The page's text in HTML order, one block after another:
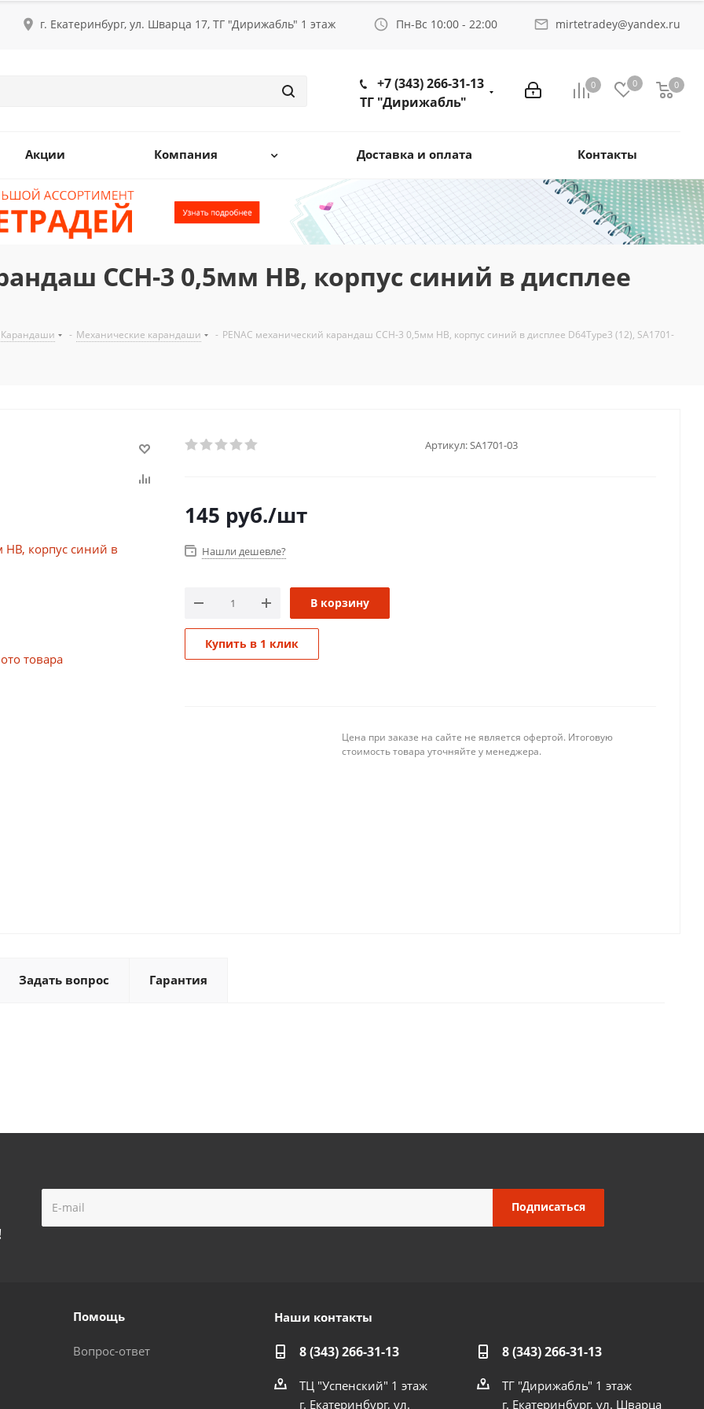
г. Екатеринбург, ул. Шварца 17, ТГ "Дирижабль" 1 этаж Пн-Вс 10:00 - 22:00 mirtetradey@yandex.ru
0 0 0
+7 (343) 266-31-13
ТГ "Дирижабль"
Акции Компания Доставка и оплата Контакты
CCH-3 0,5мм HB, корпус синий в дисплее
Карандаши - Механические карандаши - PENAC механический карандаш CCH-3 0,5мм HB, корпус синий в дисплее D64Type3 (12), SA1701-
Артикул:SA1701-03
145 руб./шт
Нашли дешевле?
В корзину
Купить в 1 клик
Цена при заказе на сайте не является офертой. Итоговую
стоимость товара уточняйте у менеджера.
Задать вопрос Гарантия
Помощь
Вопрос-ответ
Наши контакты
8 (343) 266-31-13
ТЦ "Успенский" 1 этаж
г. Екатеринбург, ул.
8 (343) 266-31-13
ТГ "Дирижабль" 1 этаж
г. Екатеринбург, ул. Шварца